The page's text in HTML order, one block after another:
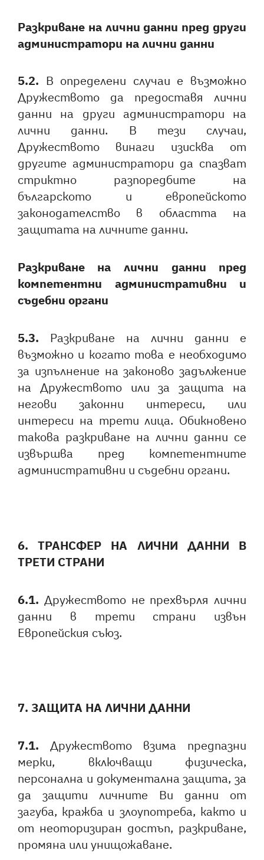
Разкриване на лични данни пред други
администратори на лични данни
5.2. В определени случаи е възможно
Дружеството да предоставя лични
данни на други администратори на
лични данни. В тези случаи,
Дружеството винаги изисква от
другите администратори да спазват
стриктно разпоредбите на
българското и европейското
законодателство в областта на
защитата на личните данни.
Разкриване на лични данни пред
компетентни административни и
съдебни органи
5.3. Разкриване на лични данни е
възможно и когато това е необходимо
за изпълнение на законово задължение
на Дружеството или за защита на
негови законни интереси, или
интереси на трети лица. Обикновено
такова разкриване на лични данни се
извършва пред компетентните
административни и съдебни органи.
6. ТРАНСФЕР НА ЛИЧНИ ДАННИ В
ТРЕТИ СТРАНИ
6.1. Дружеството не прехвърля лични
данни в трети страни извън
Европейския съюз.
7. ЗАЩИТА НА ЛИЧНИ ДАННИ
7.1. Дружеството взима предпазни
мерки, включващи физическа,
персонална и документална защита, за
да защити личните Ви данни от
загуба, кражба и злоупотреба, както и
от неоторизиран достъп, разкриване,
промяна или унищожаване.